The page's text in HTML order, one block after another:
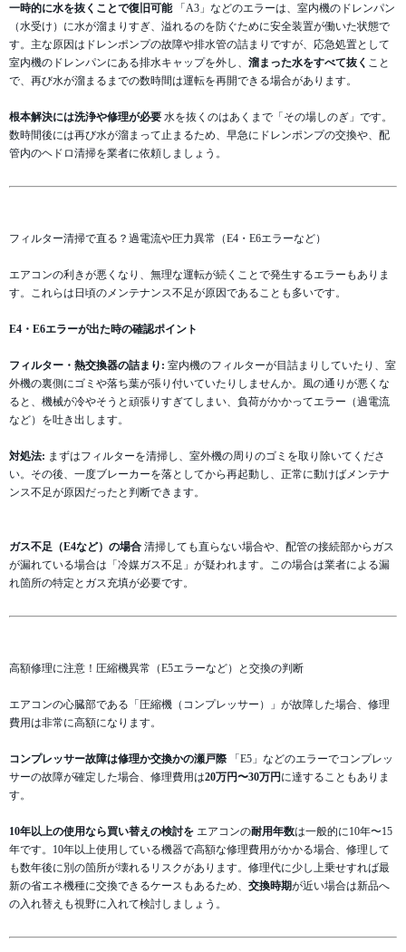
一時的に水を抜くことで復旧可能「A3」などのエラーは、室内機のドレンパン
（水受け）に水が溜まりすぎ、溢れるのを防ぐために安全装置が働いた状態で
す。主な原因はドレンポンプの故障や排水管の詰まりですが、応急処置として
室内機のドレンパンにある排水キャップを外し、 溜まった水をすべて抜く こと
で、再び水が溜まるまでの数時間は運転を再開できる場合があります。
根本解決には洗浄や修理が必要 水を抜くのはあくまで「その場しのぎ」です。
数時間後には再び水が溜まって止まるため、早急にドレンポンプの交換や、配
管内のヘドロ清掃を業者に依頼しましょう。
フィルター清掃で直る？過電流や圧力異常（E4・E6エラーなど）
エアコンの利きが悪くなり、無理な運転が続くことで発生するエラーもありま
す。これらは日頃のメンテナンス不足が原因であることも多いです。
E4・E6エラーが出た時の確認ポイント
フィルター・熱交換器の詰まり: 室内機のフィルターが目詰まりしていたり、室
外機の裏側にゴミや落ち葉が張り付いていたりしませんか。風の通りが悪くな
ると、機械が冷やそうと頑張りすぎてしまい、負荷がかかってエラー（過電流
など）を吐き出します。
対処法: まずはフィルターを清掃し、室外機の周りのゴミを取り除いてくださ
い。その後、一度ブレーカーを落としてから再起動し、正常に動けばメンテナ
ンス不足が原因だったと判断できます。
ガス不足（E4など）の場合 清掃しても直らない場合や、配管の接続部からガス
が漏れている場合は「冷媒ガス不足」が疑われます。この場合は業者による漏
れ箇所の特定とガス充填が必要です。
高額修理に注意！圧縮機異常（E5エラーなど）と交換の判断
エアコンの心臓部である「圧縮機（コンプレッサー）」が故障した場合、修理
費用は非常に高額になります。
コンプレッサー故障は修理か交換かの瀬戸際 「E5」などのエラーでコンプレッ
サーの故障が確定した場合、修理費用は20万円〜30万円に達することもありま
す。
10年以上の使用なら買い替えの検討を エアコンの耐用年数は一般的に10年〜15
年です。10年以上使用している機器で高額な修理費用がかかる場合、修理して
も数年後に別の箇所が壊れるリスクがあります。修理代に少し上乗せすれば最
新の省エネ機種に交換できるケースもあるため、 交換時期が近い場合は新品へ
の入れ替えも視野に入れて検討しましょう。